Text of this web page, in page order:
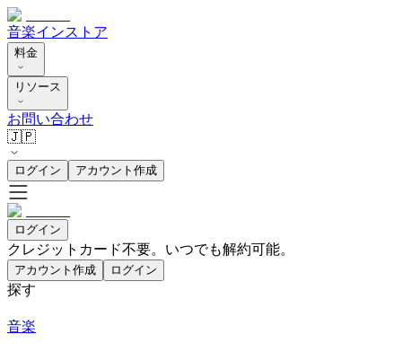
音楽インストア
料金
リソース
お問い合わせ
🇯🇵
ログイン アカウント作成
ログイン
クレジットカード不要。いつでも解約可能。
アカウント作成 ログイン
探す
音楽